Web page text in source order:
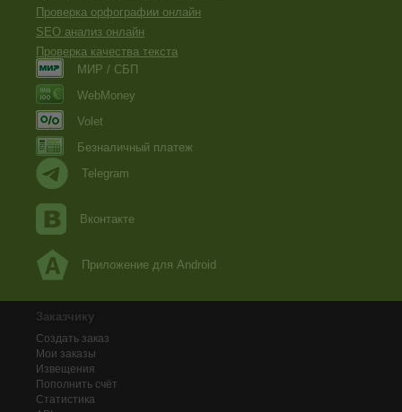
Проверка орфографии онлайн
SEO анализ онлайн
Проверка качества текста
МИР / СБП
WebMoney
Volet
Безналичный платеж
Telegram
Вконтакте
Приложение для Android
Заказчику
Создать заказ
Мои заказы
Извещения
Пополнить счёт
Статистика